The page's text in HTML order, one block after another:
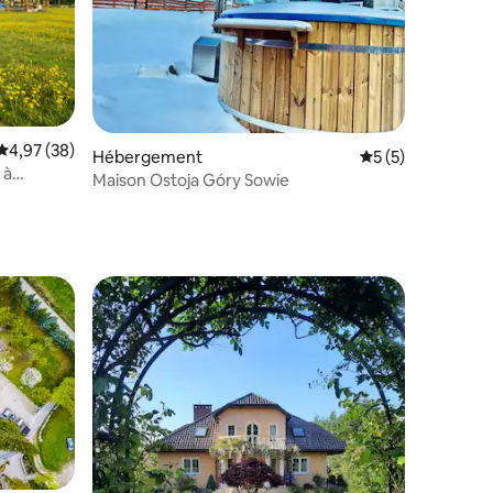
: 5 sur 5
moyenne sur la base de 38 commentaires : 4,97 sur 5
4,97 (38)
Hébergement Évaluation
5 (5)
Maison Ostoja Góry Sowie